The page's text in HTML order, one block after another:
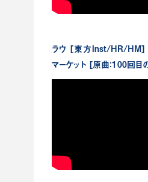
ラウ [東方Inst/HR/HM]
マーケット [原曲：100回目